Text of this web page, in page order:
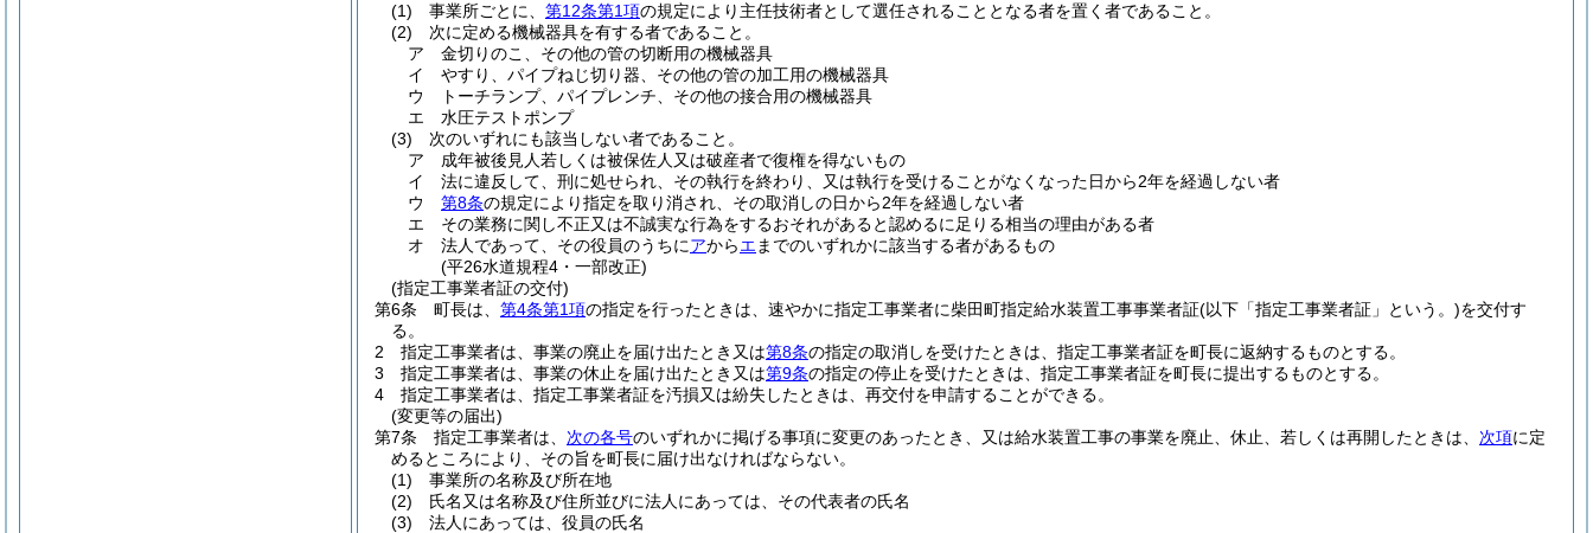
(1)
事業所ごとに、 第12条第1項の規定により主任技術者として選任されることとなる者を置く者であること。
(2)
次に定める機械器具を有する者であること。
ア
金切りのこ、その他の管の切断用の機械器具
イ
やすり、パイプねじ切り器、その他の管の加工用の機械器具
ウ
トーチランプ、パイプレンチ、その他の接合用の機械器具
エ
水圧テストポンプ
(3)
次のいずれにも該当しない者であること。
ア
成年被後見人若しくは被保佐人又は破産者で復権を得ないもの
イ
法に違反して、刑に処せられ、その執行を終わり、又は執行を受けることがなくなった日から2年を経過しない者
ウ
第8条の規定により指定を取り消され、その取消しの日から2年を経過しない者
エ
その業務に関し不正又は不誠実な行為をするおそれがあると認めるに足りる相当の理由がある者
オ
法人であって、その役員のうちにアからエ までのいずれかに該当する者があるもの
(平26水道規程4・一部改正)
(指定工事業者証の交付)
第6条
町長は、 第4条第1項の指定を行ったときは、速やかに指定工事業者に柴田町指定給水装置工事事業者証(以下「指定工事業者証」という。)を交付す
る。
2
指定工事業者は、事業の廃止を届け出たとき又は第8条の指定の取消しを受けたときは、指定工事業者証を町長に返納するものとする。
3
指定工事業者は、事業の休止を届け出たとき又は第9条の指定の停止を受けたときは、指定工事業者証を町長に提出するものとする。
4
指定工事業者は、指定工事業者証を汚損又は紛失したときは、再交付を申請することができる。
(変更等の届出)
第7条
指定工事業者は、 次の各号のいずれかに掲げる事項に変更のあったとき、又は給水装置工事の事業を廃止、休止、若しくは再開したときは、 次項に定
めるところにより、その旨を町長に届け出なければならない。
(1)
事業所の名称及び所在地
(2)
氏名又は名称及び住所並びに法人にあっては、その代表者の氏名
(3)
法人にあっては、役員の氏名